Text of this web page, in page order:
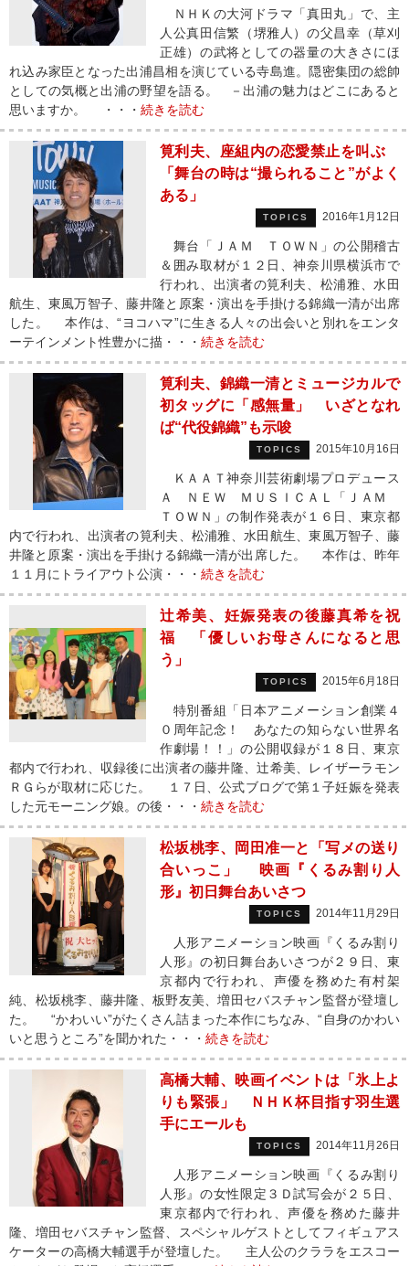
ＮＨＫの大河ドラマ「真田丸」で、主
人公真田信繁（堺雅人）の父昌幸（草刈
正雄）の武将としての器量の大きさにほ
れ込み家臣となった出浦昌相を演じている寺島進。隠密集団の総帥
としての気概と出浦の野望を語る。 －出浦の魅力はどこにあると
思いますか。 ・・・ 続きを読む
筧利夫、座組内の恋愛禁止を叫ぶ
「舞台の時は“撮られること”がよく
ある」
TOPICS 2016年1月12日
舞台「ＪＡＭ ＴＯＷＮ」の公開稽古
＆囲み取材が１２日、神奈川県横浜市で
行われ、出演者の筧利夫、松浦雅、水田
航生、東風万智子、藤井隆と原案・演出を手掛ける錦織一清が出席
した。 本作は、“ヨコハマ”に生きる人々の出会いと別れをエンタ
ーテインメント性豊かに描・・・ 続きを読む
筧利夫、錦織一清とミュージカルで
初タッグに「感無量」 いざとなれ
ば“代役錦織”も示唆
TOPICS 2015年10月16日
ＫＡＡＴ神奈川芸術劇場プロデュース
Ａ ＮＥＷ ＭＵＳＩＣＡＬ「ＪＡＭ
ＴＯＷＮ」の制作発表が１６日、東京都
内で行われ、出演者の筧利夫、松浦雅、水田航生、東風万智子、藤
井隆と原案・演出を手掛ける錦織一清が出席した。 本作は、昨年
１１月にトライアウト公演・・・ 続きを読む
辻希美、妊娠発表の後藤真希を祝
福 「優しいお母さんになると思
う」
TOPICS 2015年6月18日
特別番組「日本アニメーション創業４
０周年記念！ あなたの知らない世界名
作劇場！！」の公開収録が１８日、東京
都内で行われ、収録後に出演者の藤井隆、辻希美、レイザーラモン
ＲＧらが取材に応じた。 １７日、公式ブログで第１子妊娠を発表
した元モーニング娘。の後・・・ 続きを読む
松坂桃李、岡田准一と「写メの送り
合いっこ」 映画『くるみ割り人
形』初日舞台あいさつ
TOPICS 2014年11月29日
人形アニメーション映画『くるみ割り
人形』の初日舞台あいさつが２９日、東
京都内で行われ、声優を務めた有村架
純、松坂桃李、藤井隆、板野友美、増田セバスチャン監督が登壇し
た。 “かわいい”がたくさん詰まった本作にちなみ、“自身のかわい
いと思うところ”を聞かれた・・・ 続きを読む
高橋大輔、映画イベントは「氷上よ
りも緊張」 ＮＨＫ杯目指す羽生選
手にエールも
TOPICS 2014年11月26日
人形アニメーション映画『くるみ割り
人形』の女性限定３Ｄ試写会が２５日、
東京都内で行われ、声優を務めた藤井
隆、増田セバスチャン監督、スペシャルゲストとしてフィギュアス
ケーターの高橋大輔選手が登壇した。 主人公のクララをエスコー